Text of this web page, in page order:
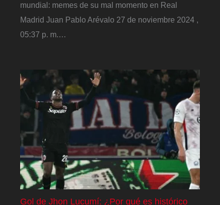
mundial: memes de su mal momento en Real
Madrid Juan Pablo Arévalo 27 de noviembre 2024 ,
05:37 p. m.…
Gol de Jhon Lucumí: ¿Por qué es histórico